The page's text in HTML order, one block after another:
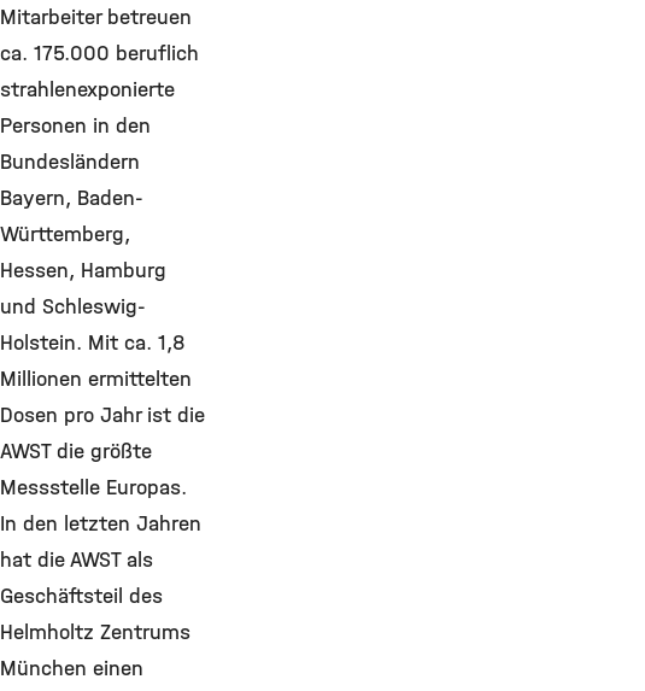
Mitarbeiter betreuen
ca. 175.000 beruflich
strahlenexponierte
Personen in den
Bundesländern
Bayern, Baden-
Württemberg,
Hessen, Hamburg
und Schleswig-
Holstein. Mit ca. 1,8
Millionen ermittelten
Dosen pro Jahr ist die
AWST die größte
Messstelle Europas.
In den letzten Jahren
hat die AWST als
Geschäftsteil des
Helmholtz Zentrums
München einen